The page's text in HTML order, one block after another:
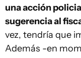
una acción
sugerencia al
vez, tendría que
Además -en